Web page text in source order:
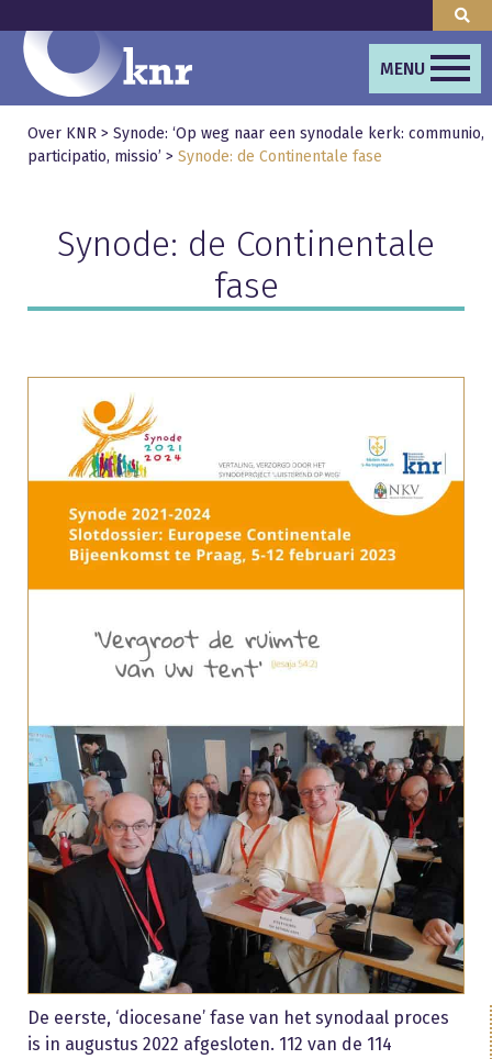
MENU
Over KNR > Synode: ‘Op weg naar een synodale kerk: communio,
participatio, missio’ > Synode: de Continentale fase
Synode: de Continentale
fase
De eerste, ‘diocesane’ fase van het synodaal proces
is in augustus 2022 afgesloten. 112 van de 114